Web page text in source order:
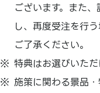
ございます。また
し、再度受注を行
ご了承ください。
特典はお選びいただ
施策に関わる景品